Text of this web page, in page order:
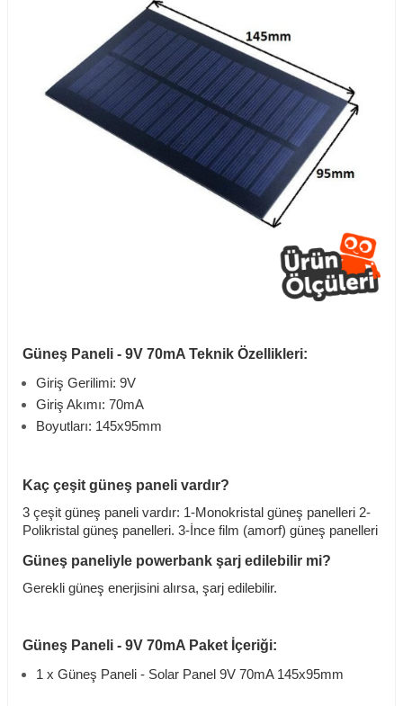
Güneş Paneli - 9V 70mA Teknik Özellikleri:
Giriş Gerilimi: 9V
Giriş Akımı: 70mA
Boyutları: 145x95mm
Kaç çeşit güneş paneli vardır?
3 çeşit güneş paneli vardır: 1-Monokristal güneş panelleri 2-
Polikristal güneş panelleri. 3-İnce film (amorf) güneş panelleri
Güneş paneliyle powerbank şarj edilebilir mi?
Gerekli güneş enerjisini alırsa, şarj edilebilir.
Güneş Paneli - 9V 70mA Paket İçeriği:
1 x Güneş Paneli - Solar Panel 9V 70mA 145x95mm